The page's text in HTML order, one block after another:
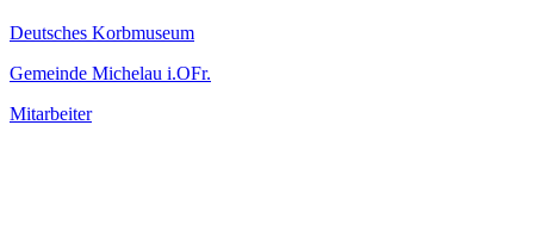
Deutsches Korbmuseum
Gemeinde Michelau i.OFr.
Mitarbeiter